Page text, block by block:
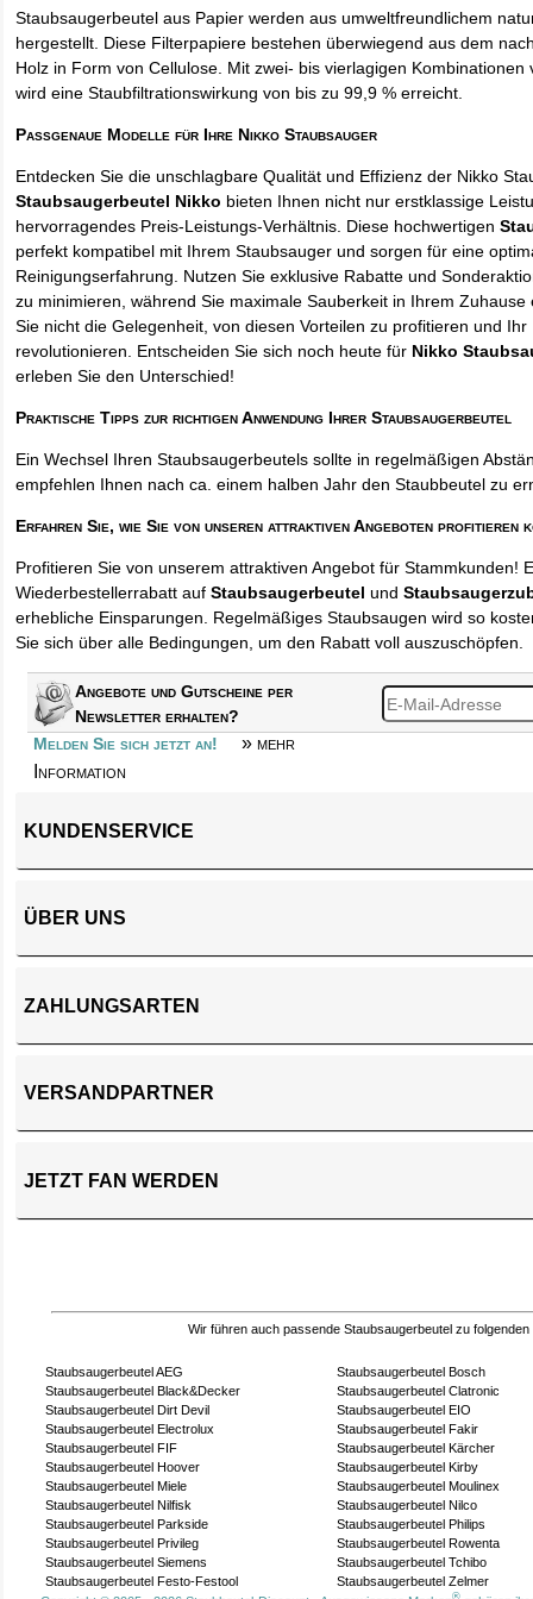
Staubsaugerbeutel aus Papier werden aus umweltfreundlichem
hergestellt. Diese Filterpapiere bestehen überwiegend aus dem
Holz in Form von Cellulose. Mit zwei- bis vierlagigen Kombinationen
wird eine Staubfiltrationswirkung von bis zu 99,9 % erreicht.
Passgenaue Modelle für Ihre Nikko Staubsauger
Entdecken Sie die unschlagbare Qualität und Effizienz der Nikko
Staubsaugerbeutel Nikko bieten Ihnen nicht nur erstklassige
hervorragendes Preis-Leistungs-Verhältnis. Diese hochwertigen
perfekt kompatibel mit Ihrem Staubsauger und sorgen für eine
Reinigungserfahrung. Nutzen Sie exklusive Rabatte und
zu minimieren, während Sie maximale Sauberkeit in Ihrem Zuhause
Sie nicht die Gelegenheit, von diesen Vorteilen zu profitieren und
revolutionieren. Entscheiden Sie sich noch heute für Nikko
erleben Sie den Unterschied!
Praktische Tipps zur richtigen Anwendung Ihrer Staubsaugerbeutel
Ein Wechsel Ihren Staubsaugerbeutels sollte in regelmäßigen
empfehlen Ihnen nach ca. einem halben Jahr den Staubbeutel zu
Erfahren Sie, wie Sie von unseren attraktiven Angeboten profitieren
Profitieren Sie von unserem attraktiven Angebot für Stammkunden!
Wiederbestellerrabatt aufStaubsaugerbeutel und
erhebliche Einsparungen. Regelmäßiges Staubsaugen wird so
Sie sich über alle Bedingungen, um den Rabatt voll auszuschöpfen.
Angebote und Gutscheine per
Newsletter erhalten?
Melden Sie sich jetzt an!
» mehr
Information
KUNDENSERVICE
ÜBER UNS
ZAHLUNGSARTEN
VERSANDPARTNER
JETZT FAN WERDEN
Wir führen auch passende Staubsaugerbeutel zu folgenden
Staubsaugerbeutel AEG
Staubsaugerbeutel Bosch
Staubsaugerbeutel Black&Decker
Staubsaugerbeutel Clatronic
Staubsaugerbeutel Dirt Devil
Staubsaugerbeutel EIO
Staubsaugerbeutel Electrolux
Staubsaugerbeutel Fakir
Staubsaugerbeutel FIF
Staubsaugerbeutel Kärcher
Staubsaugerbeutel Hoover
Staubsaugerbeutel Kirby
Staubsaugerbeutel Miele
Staubsaugerbeutel Moulinex
Staubsaugerbeutel Nilfisk
Staubsaugerbeutel Nilco
Staubsaugerbeutel Parkside
Staubsaugerbeutel Philips
Staubsaugerbeutel Privileg
Staubsaugerbeutel Rowenta
Staubsaugerbeutel Siemens
Staubsaugerbeutel Tchibo
Staubsaugerbeutel Festo-Festool
Staubsaugerbeutel Zelmer
®